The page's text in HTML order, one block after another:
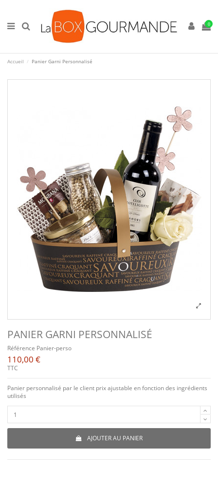
0
Accueil Panier Garni Personnalisé
PANIER GARNI PERSONNALISÉ
Référence Panier-perso
110,00 €
TTC
Panier personnalisé par le client prix ajustable en fonction des ingrédients
utilisés
AJOUTER AU PANIER